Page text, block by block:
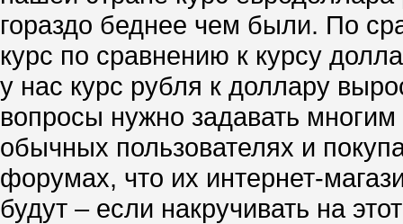
гораздо беднее чем были. По
курс по сравнению к курсу
у нас курс рубля к доллару
вопросы нужно задавать
обычных пользователях и
форумах, что их интернет-
будут – если накручивать на